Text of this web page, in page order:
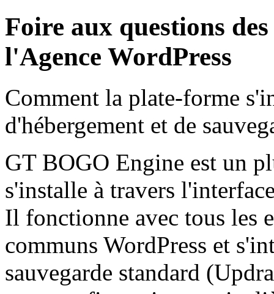
Foire aux questions
l'Agence WordPress
Comment la plate-forme
d'hébergement et de
GT BOGO Engine est un
s'installe à travers
Il fonctionne avec tous les
communs WordPress et
sauvegarde standard